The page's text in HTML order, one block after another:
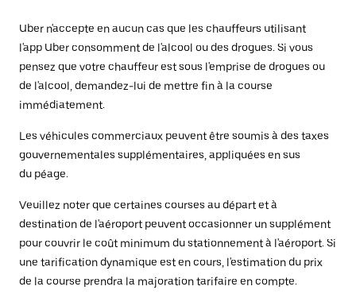
Uber n'accepte en aucun cas que les chauffeurs utilisant
l'app Uber consomment de l'alcool ou des drogues. Si vous
pensez que votre chauffeur est sous l'emprise de drogues ou
de l'alcool, demandez-lui de mettre fin à la course
immédiatement.
Les véhicules commerciaux peuvent être soumis à des taxes
gouvernementales supplémentaires, appliquées en sus
du péage.
Veuillez noter que certaines courses au départ et à
destination de l'aéroport peuvent occasionner un supplément
pour couvrir le coût minimum du stationnement à l'aéroport. Si
une tarification dynamique est en cours, l'estimation du prix
de la course prendra la majoration tarifaire en compte.